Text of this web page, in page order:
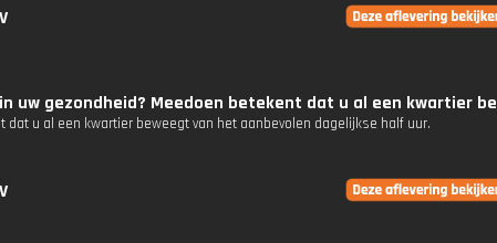
uw gezondheid? Meedoen betekent dat u al een kwartier be
u al een kwartier beweegt van het aanbevolen dagelijkse half uur.